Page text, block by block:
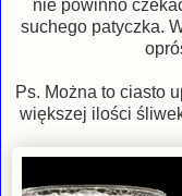
nie powinno
suchego patyczka.
Ps. Można to ciasto
większej ilości